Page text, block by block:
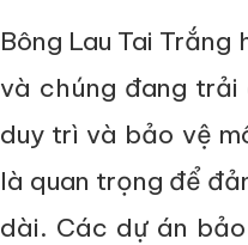
Bông Lau Tai
và chúng đang trải
duy trì và bảo vệ
là quan trọng để
dài. Các dự án